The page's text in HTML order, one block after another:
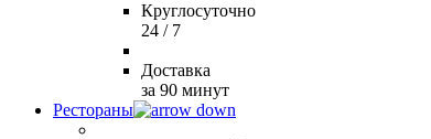
Круглосуточно
24 / 7
Доставка
за 90 минут
Рестораны